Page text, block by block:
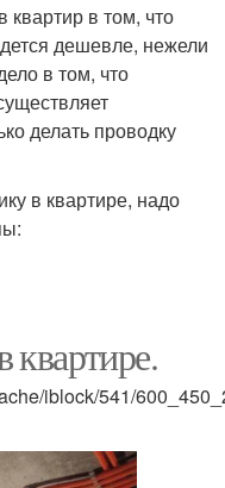
в том, что
дешевле, нежели
в том, что
делать проводку
в квартире, надо
квартире.
iblock/541/